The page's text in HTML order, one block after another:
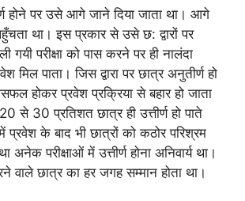
होने पर उसे आगे जाने दिया जाता था। आगे
था। इस प्रकार से उसे छ: द्वारों पर
ली गयी परीक्षा को पास करने पर ही नालंदा
मिल पाता। जिस द्वारा पर छात्र अनुतीर्ण हो
होकर प्रवेश प्रक्रिया से बहार हो जाता
से 30 प्रतिशत छात्र ही उत्तीर्ण हो पाते
प्रवेश के बाद भी छात्रों को कठोर परिश्रम
अनेक परीक्षाओं में उत्तीर्ण होना अनिवार्य था।
वाले छात्र का हर जगह सम्मान होता था।